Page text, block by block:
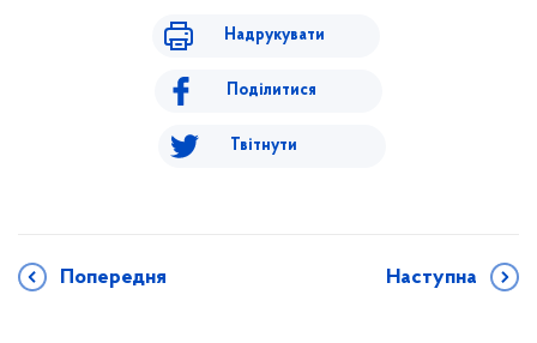
Надрукувати
Поділитися
Твітнути
Попередня Наступна